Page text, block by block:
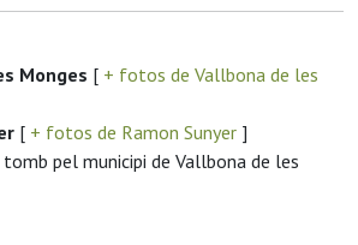
Monges [ + fotos de Vallbona de les
[ + fotos de Ramon Sunyer ]
pel municipi de Vallbona de les